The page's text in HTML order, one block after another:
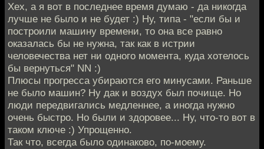
Хех, а я вот в последнее время думаю - да никогда
лучше не было и не будет :) Ну, типа - "если бы и
построили машину времени, то она все равно
оказалась бы не нужна, так как в истрии
человечества нет ни одного момента, куда хотелось
бы вернуться" NN :)
Плюсы прогресса убираются его минусами. Раньше
не было машин? Ну дак и воздух был почище. Но
люди передвигались медленнее, а иногда нужно
очень быстро. Но были и здоровее... Ну, что-то вот в
таком ключе :) Упрощенно.
Так что, всегда было одинаково, по-моему.